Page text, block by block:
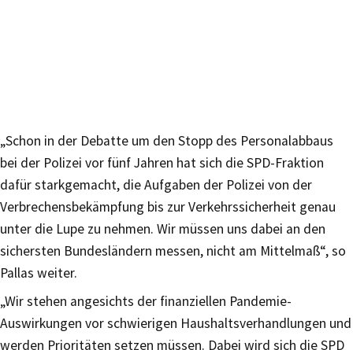
„Schon in der Debatte um den Stopp des Personalabbaus
bei der Polizei vor fünf Jahren hat sich die SPD-Fraktion
dafür starkgemacht, die Aufgaben der Polizei von der
Verbrechensbekämpfung bis zur Verkehrssicherheit genau
unter die Lupe zu nehmen. Wir müssen uns dabei an den
sichersten Bundesländern messen, nicht am Mittelmaß“, so
Pallas weiter.
„Wir stehen angesichts der finanziellen Pandemie-
Auswirkungen vor schwierigen Haushaltsverhandlungen und
werden Prioritäten setzen müssen. Dabei wird sich die SPD